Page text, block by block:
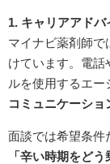
1. キャリアアド
マイナビ薬剤師で
けています。電話
ルを使用するエー
コミュニケーショ
面談では希望条件
「辛い時期をどう